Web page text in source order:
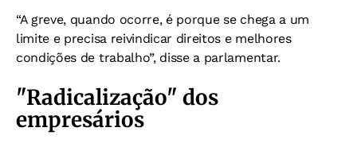
“A greve, quando ocorre, é porque se chega a um
limite e precisa reivindicar direitos e melhores
condições de trabalho”, disse a parlamentar.
"Radicalização" dos
empresários